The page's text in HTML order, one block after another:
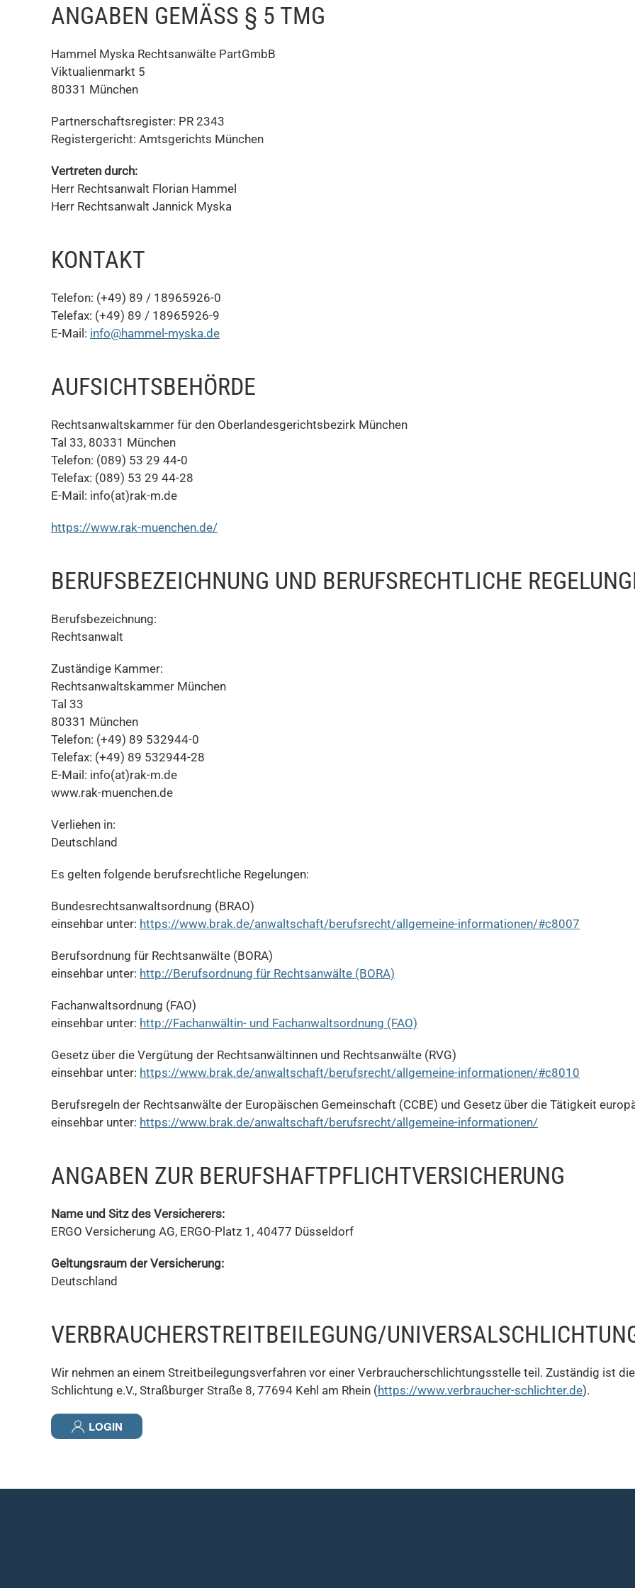
ANGABEN GEMÄSS § 5 TMG
Hammel Myska Rechtsanwälte PartGmbB
Viktualienmarkt 5
80331 München
Partnerschaftsregister: PR 2343
Registergericht: Amtsgerichts München
Vertreten durch:
Herr Rechtsanwalt Florian Hammel
Herr Rechtsanwalt Jannick Myska
KONTAKT
Telefon: (+49) 89 / 18965926-0
Telefax: (+49) 89 / 18965926-9
E-Mail: info@hammel-myska.de
AUFSICHTSBEHÖRDE
Rechtsanwaltskammer für den Oberlandesgerichtsbezirk München
Tal 33, 80331 München
Telefon: (089) 53 29 44-0
Telefax: (089) 53 29 44-28
E-Mail: info(at)rak-m.de
https://www.rak-muenchen.de/
BERUFSBEZEICHNUNG UND BERUFSRECHTLICHE
Berufsbezeichnung:
Rechtsanwalt
Zuständige Kammer:
Rechtsanwaltskammer München
Tal 33
80331 München
Telefon: (+49) 89 532944-0
Telefax: (+49) 89 532944-28
E-Mail: info(at)rak-m.de
www.rak-muenchen.de
Verliehen in:
Deutschland
Es gelten folgende berufsrechtliche Regelungen:
Bundesrechtsanwaltsordnung (BRAO)
einsehbar unter: https://www.brak.de/anwaltschaft/berufsrecht/allgemeine-informationen/#c8007
Berufsordnung für Rechtsanwälte (BORA)
einsehbar unter: http://Berufsordnung für Rechtsanwälte (BORA)
Fachanwaltsordnung (FAO)
einsehbar unter: http://Fachanwältin- und Fachanwaltsordnung (FAO)
Gesetz über die Vergütung der Rechtsanwältinnen und Rechtsanwälte (RVG)
einsehbar unter: https://www.brak.de/anwaltschaft/berufsrecht/allgemeine-informationen/#c8010
Berufsregeln der Rechtsanwälte der Europäischen Gemeinschaft (CCBE) und Gesetz über die Tätigkeit
einsehbar unter: https://www.brak.de/anwaltschaft/berufsrecht/allgemeine-informationen/
ANGABEN ZUR BERUFS­HAFTPFLICHT­VERSICHERUNG
Name und Sitz des Versicherers:
ERGO Versicherung AG, ERGO-Platz 1, 40477 Düsseldorf
Geltungsraum der Versicherung:
Deutschland
VERBRAUCHER­STREIT­BEILEGUNG/
Wir nehmen an einem Streitbeilegungsverfahren vor einer Verbraucherschlichtungsstelle teil. Zuständig ist
Schlichtung e.V., Straßburger Straße 8, 77694 Kehl am Rhein (https://www.verbraucher-schlichter.de).
LOGIN